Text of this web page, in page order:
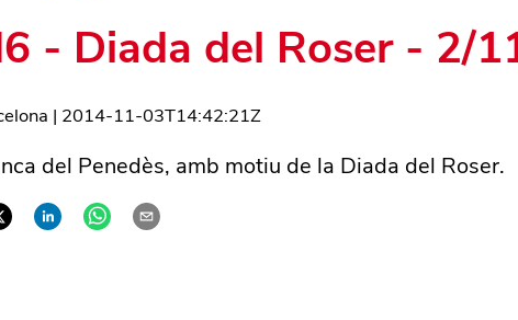
- Diada del Roser - 2/
| 2014-11-03T14:42:21Z
del Penedès, amb motiu de la Diada del Roser.